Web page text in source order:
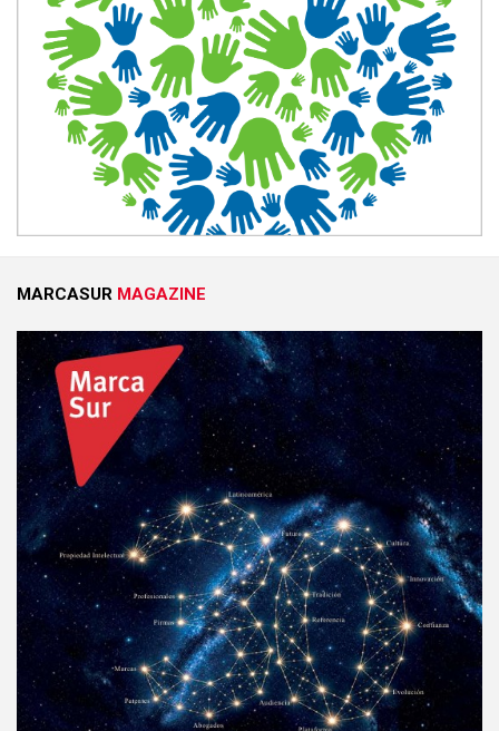
MARCASUR MAGAZINE